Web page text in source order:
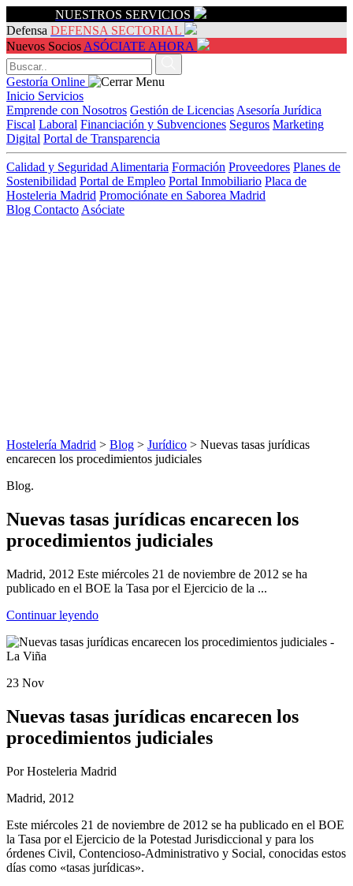
NUESTROS SERVICIOS
Defensa DEFENSA SECTORIAL
Nuevos Socios ASÓCIATE AHORA
Gestoría Online
Inicio Servicios
Emprende con Nosotros Gestión de Licencias Asesoría Jurídica
Fiscal Laboral Financiación y Subvenciones Seguros Marketing
Digital Portal de Transparencia
Calidad y Seguridad Alimentaria Formación Proveedores Planes de
Sostenibilidad Portal de Empleo Portal Inmobiliario Placa de
Hosteleria Madrid Promociónate en Saborea Madrid
Blog Contacto Asóciate
Hostelería Madrid > Blog > Jurídico > Nuevas tasas jurídicas
encarecen los procedimientos judiciales
Blog.
Nuevas tasas jurídicas encarecen los
procedimientos judiciales
Madrid, 2012 Este miércoles 21 de noviembre de 2012 se ha
publicado en el BOE la Tasa por el Ejercicio de la ...
Continuar leyendo
23 Nov
Nuevas tasas jurídicas encarecen los
procedimientos judiciales
Por Hosteleria Madrid
Madrid, 2012
Este miércoles 21 de noviembre de 2012 se ha publicado en el BOE
la Tasa por el Ejercicio de la Potestad Jurisdiccional y para los
órdenes Civil, Contencioso-Administrativo y Social, conocidas estos
días como «tasas jurídicas».